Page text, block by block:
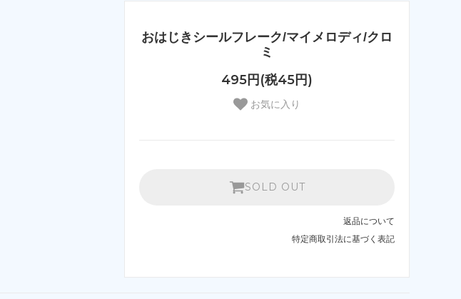
おはじきシールフレーク/マイメロディ/クロ
ミ
495円(税45円)
お気に入り
SOLD OUT
返品について
特定商取引法に基づく表記